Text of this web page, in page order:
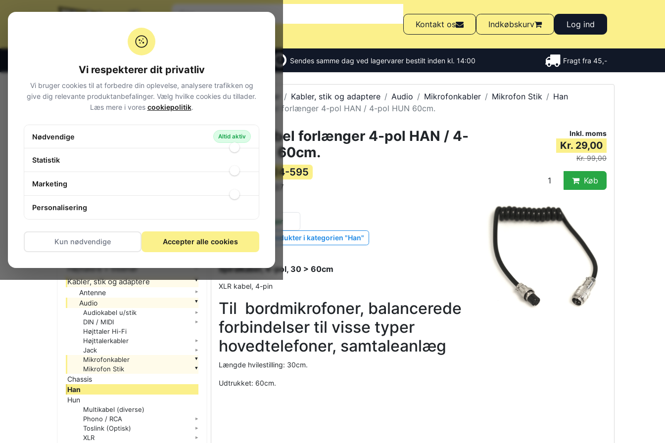
Kontakt os Indkøbskurv Log ind
Sendes samme dag ved lagervarer bestilt inden kl. 14:00 Fragt fra 45,-
Alle produkter Kabler, stik og adaptere Audio Mikrofonkabler Mikrofon Stik
Han
Spiralkabel forlænger 4-pol HAN / 4-pol HUN 60cm.
Spiralkabel forlænger 4-pol HAN / 4-
pol HUN 60cm.
Varenummer: 124-595
NC-537
Vægt:
på lager
Vis lignende produkter i kategorien "Han"
Spiralkabel, 4-pol, 30 > 60cm
XLR kabel, 4-pin
Til bordmikrofoner, balancerede
forbindelser til visse typer
hovedtelefoner, samtaleanlæg
Længde hvilestilling: 30cm.
Udtrukket: 60cm.
Inkl. moms
Kr. 29,00
Kr. 99,00
Køb
Varegrupper
Audio
Computerudstyr
El-materiel (installation)
Foto
Højttalere + tilbehør
Kabler, stik og adaptere
Antenne
Audio
Audiokabel u/stik
DIN / MIDI
Højttaler Hi-Fi
Højttalerkabler
Jack
Mikrofonkabler
Mikrofon Stik
Chassis
Han
Hun
Multikabel (diverse)
Phono / RCA
Toslink (Optisk)
XLR
Vi respekterer dit privatliv
Vi bruger cookies til at forbedre din oplevelse, analysere trafikken og
give dig relevante produktanbefalinger. Vælg hvilke cookies du tillader.
Læs mere i vores cookiepolitik.
Nødvendige Altid aktiv
Statistik
Marketing
Personalisering
Kun nødvendige Accepter alle cookies